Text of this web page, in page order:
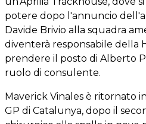
potere dopo l'annuncio
Davide Brivio alla squadra
diventerà responsabile della
prendere il posto di Alberto
ruolo di consulente.
Maverick Vinales è ritornato
GP di Catalunya, dopo il